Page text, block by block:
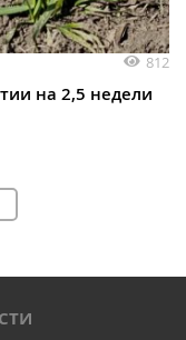
812
на 2,5 недели